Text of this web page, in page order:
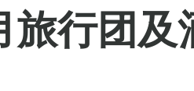
旅行团及